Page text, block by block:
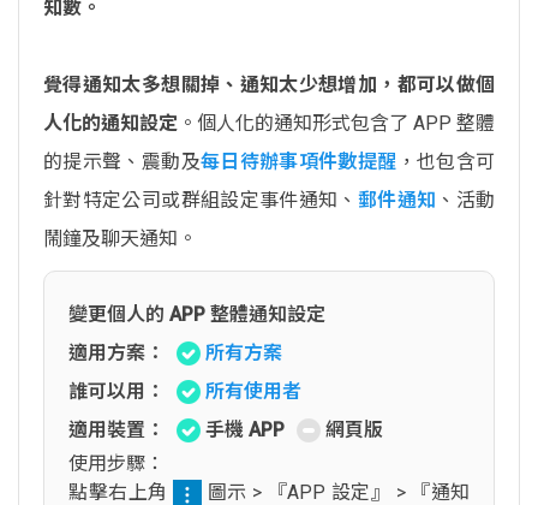
知數。
覺得通知太多想關掉、通知太少想增加，都可以做個
人化的通知設定 。個人化的通知形式包含了 APP 整體
的提示聲、震動及每日待辦事項件數提醒 ，也包含可
針對特定公司或群組設定事件通知、 郵件通知 、活動
鬧鐘及聊天通知。
變更個人的 APP 整體通知設定
適用方案：
所有方案
誰可以用：
所有使用者
適用裝置：
手機 APP
網頁版
使用步驟：
點擊右上角
圖示 > 『APP 設定』 > 『通知